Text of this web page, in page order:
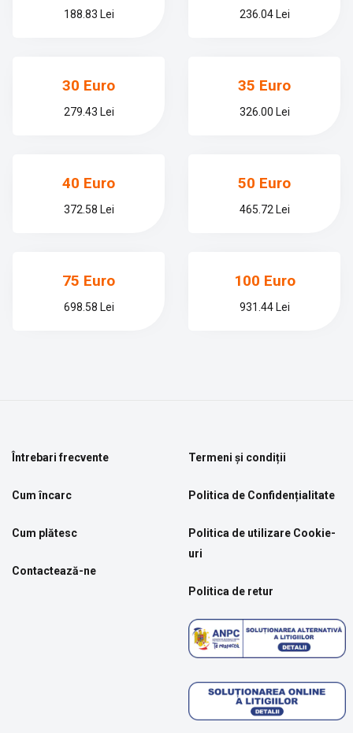
188.83 Lei 236.04 Lei
30 Euro
279.43 Lei
35 Euro
326.00 Lei
40 Euro
372.58 Lei
50 Euro
465.72 Lei
75 Euro
698.58 Lei
100 Euro
931.44 Lei
Întrebari frecvente
Cum încarc
Cum plătesc
Contactează-ne
Termeni și condiții
Politica de Confidențialitate
Politica de utilizare Cookie-
uri
Politica de retur